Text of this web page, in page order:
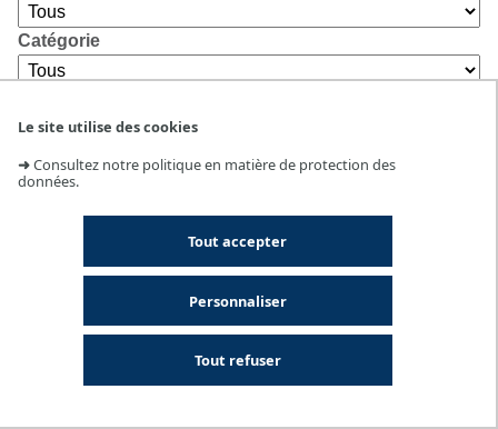
Le site utilise des cookies
➜Consultez notre politique en matière de protection des
données.
Tout accepter
Tout refuser
Personnaliser
Catégorie